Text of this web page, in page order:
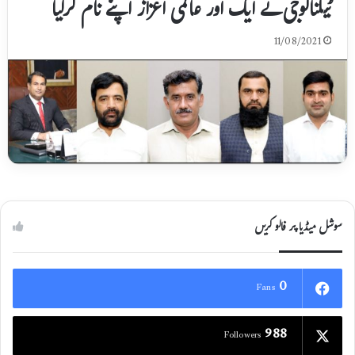
ٹیکنالوجی نے ایک اور عالمی اعزاز اپنے نام کرلیا
11/08/2021
سوشل میڈیا پر فالو کریں
0
Fans
988
Followers